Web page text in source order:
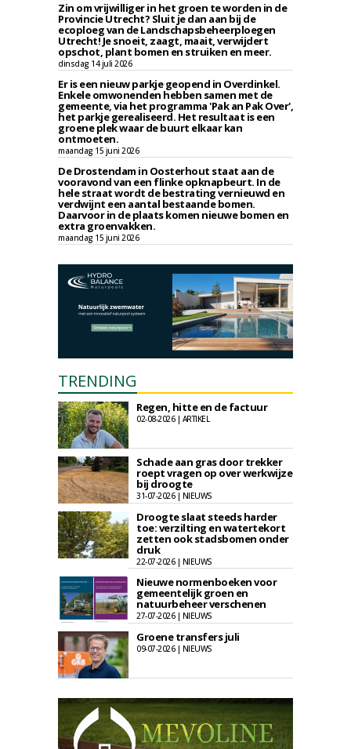
Zin om vrijwilliger in het groen te worden in de
Provincie Utrecht? Sluit je dan aan bij de
ecoploeg van de Landschapsbeheerploegen
Utrecht! Je snoeit, zaagt, maait, verwijdert
opschot, plant bomen en struiken en meer.
dinsdag 14 juli 2026
Er is een nieuw parkje geopend in Overdinkel.
Enkele omwonenden hebben samen met de
gemeente, via het programma 'Pak an Pak Over',
het parkje gerealiseerd. Het resultaat is een
groene plek waar de buurt elkaar kan
ontmoeten.
maandag 15 juni 2026
De Drostendam in Oosterhout staat aan de
vooravond van een flinke opknapbeurt. In de
hele straat wordt de bestrating vernieuwd en
verdwijnt een aantal bestaande bomen.
Daarvoor in de plaats komen nieuwe bomen en
extra groenvakken.
maandag 15 juni 2026
TRENDING
Regen, hitte en de factuur
02-08-2026 | ARTIKEL
Schade aan gras door trekker
roept vragen op over werkwijze
bij droogte
31-07-2026 | NIEUWS
Droogte slaat steeds harder
toe: verzilting en watertekort
zetten ook stadsbomen onder
druk
22-07-2026 | NIEUWS
Nieuwe normenboeken voor
gemeentelijk groen en
natuurbeheer verschenen
27-07-2026 | NIEUWS
Groene transfers juli
09-07-2026 | NIEUWS